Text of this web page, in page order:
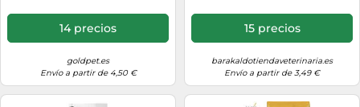
14 precios
goldpet.es
Envío a partir de 4,50 €
15 precios
barakaldotiendaveterinaria.es
Envío a partir de 3,49 €